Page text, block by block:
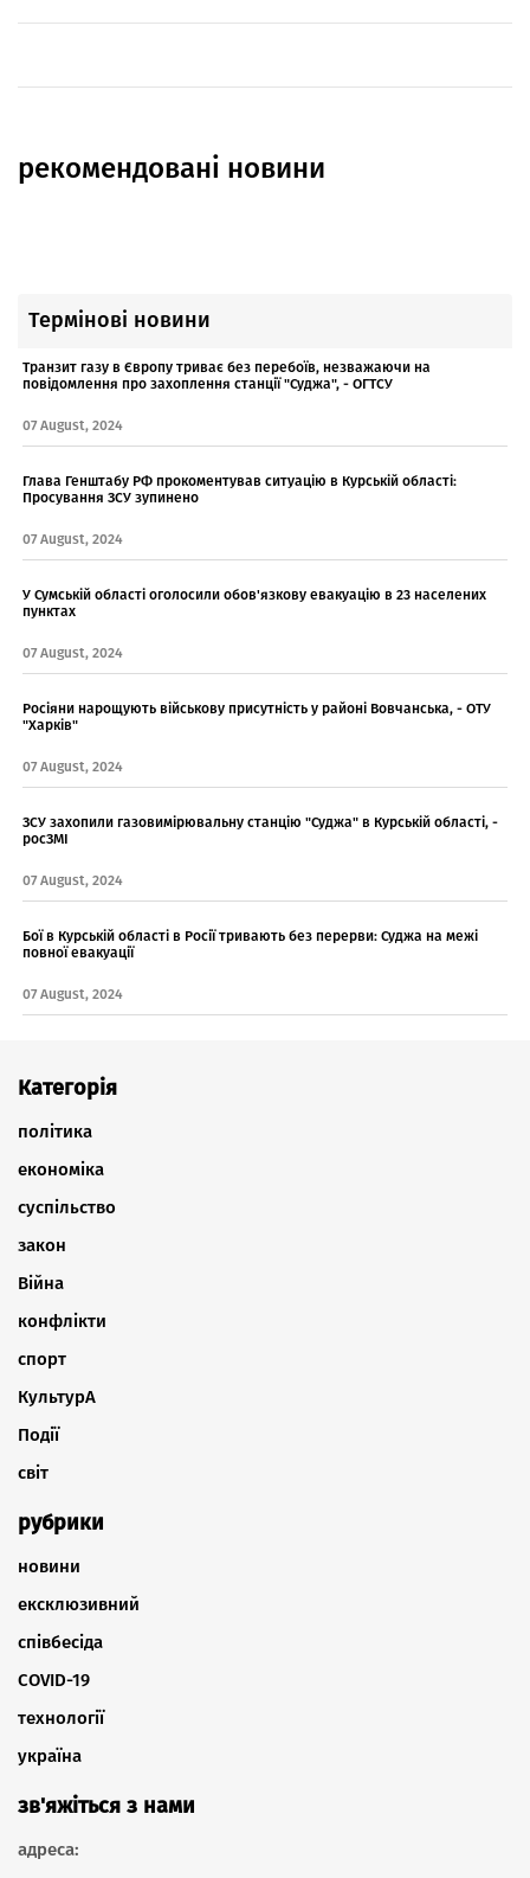
рекомендовані новини
Термінові новини
Транзит газу в Європу триває без перебоїв, незважаючи на
повідомлення про захоплення станції "Суджа", - ОГТСУ
07 August, 2024
Глава Генштабу РФ прокоментував ситуацію в Курській області:
Просування ЗСУ зупинено
07 August, 2024
У Сумській області оголосили обов'язкову евакуацію в 23 населених
пунктах
07 August, 2024
Росіяни нарощують військову присутність у районі Вовчанська, - ОТУ
"Харків"
07 August, 2024
ЗСУ захопили газовимірювальну станцію "Суджа" в Курській області, -
росЗМІ
07 August, 2024
Бої в Курській області в Росії тривають без перерви: Суджа на межі
повної евакуації
07 August, 2024
Категорія
політика
економіка
суспільство
закон
Війна
конфлікти
спорт
КультурА
Події
світ
рубрики
новини
ексклюзивний
співбесіда
COVID-19
технології
україна
зв'яжіться з нами
адреса: